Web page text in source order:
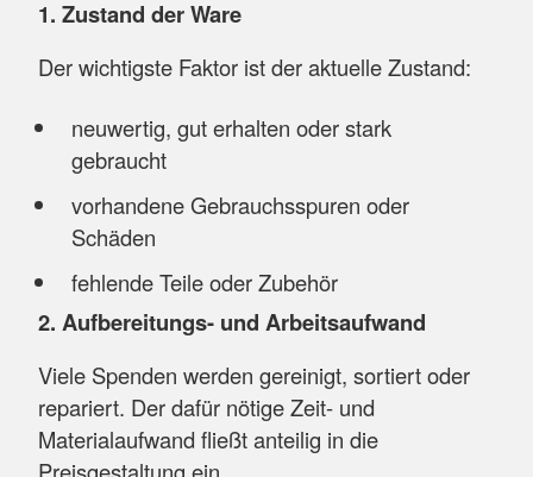
1. Zustand der Ware
Der wichtigste Faktor ist der aktuelle Zustand:
neuwertig, gut erhalten oder stark
gebraucht
vorhandene Gebrauchsspuren oder
Schäden
fehlende Teile oder Zubehör
2. Aufbereitungs- und Arbeitsaufwand
Viele Spenden werden gereinigt, sortiert oder
repariert. Der dafür nötige Zeit- und
Materialaufwand fließt anteilig in die